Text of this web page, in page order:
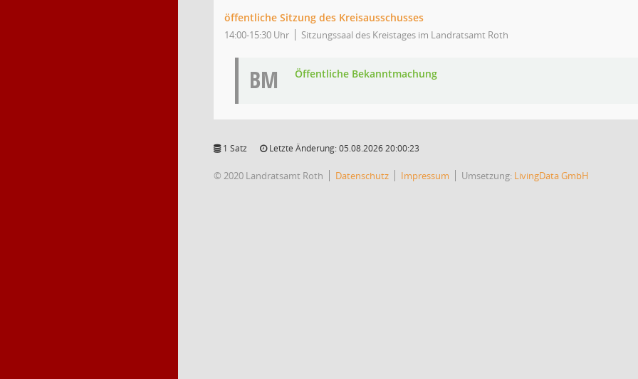
öffentliche Sitzung des Kreisausschusses
14:00-15:30 Uhr Sitzungssaal des Kreistages im Landratsamt Roth
BM Öffentliche Bekanntmachung
1 Satz Letzte Änderung: 05.08.2026 20:00:23
© 2020 Landratsamt Roth Datenschutz Impressum Umsetzung: LivingData GmbH